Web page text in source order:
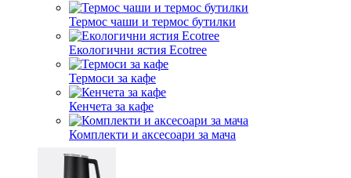
Термос чаши и термос бутилки
Екологични ястия Ecotree
Термоси за кафе
Кенчета за кафе
Комплекти и аксесоари за мача